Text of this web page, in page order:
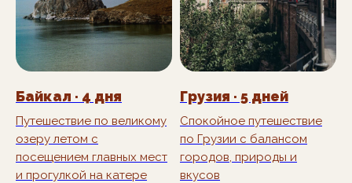
Байкал · 4 дня
Путешествие по великому
озеру летом с
посещением главных мест
и прогулкой на катере
Грузия · 5 дней
Спокойное путешествие
по Грузии с балансом
городов, природы и
вкусов